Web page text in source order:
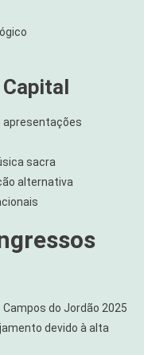
apresentações
sacra
alternativa
do Jordão 2025
devido à alta